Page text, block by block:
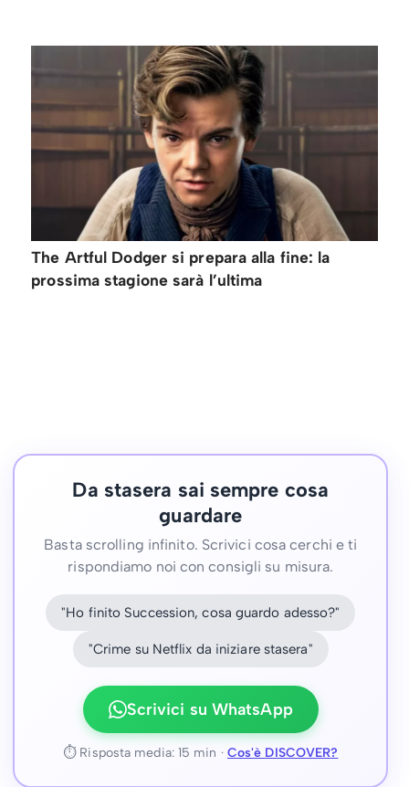
The Artful Dodger si prepara alla fine: la
prossima stagione sarà l’ultima
Da stasera sai sempre cosa
guardare
Basta scrolling infinito. Scrivici cosa cerchi e ti
rispondiamo noi con consigli su misura.
"Ho finito Succession, cosa guardo adesso?"
"Crime su Netflix da iniziare stasera"
Scrivici su WhatsApp
⏱ Risposta media: 15 min · Cos'è DISCOVER?